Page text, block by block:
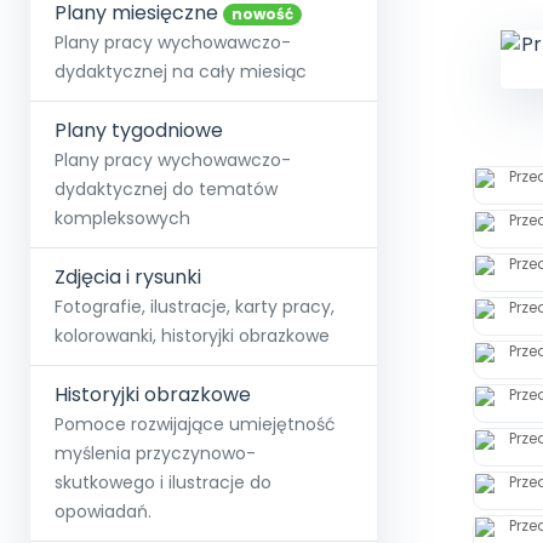
Społeczność
+48 12 631 04 10
kontakt@blizejprzedszkola.pl
O miesięczniku
Strona główna
Strefy,
O Akademii
Akademia
Poznaj pakiet MAX
Testuj przez 7 dni
Pakiet
Pełen
Wszystkie projekty
Skontaktuj się
Dodaj wpis
Plany miesięczne nowość
Plany pracy wychowawczo-
dydaktycznej na cały miesiąc
Plany tygodniowe
Plany pracy wychowawczo-
dydaktycznej do tematów
kompleksowych
Zdjęcia i rysunki
Fotografie, ilustracje, karty pracy,
kolorowanki, historyjki obrazkowe
Historyjki obrazkowe
Pomoce rozwijające umiejętność
myślenia przyczynowo-
skutkowego i ilustracje do
opowiadań.